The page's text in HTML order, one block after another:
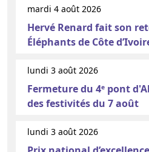
mardi 4 août 2026
Hervé Renard fait son
Éléphants de Côte
lundi 3 août 2026
Fermeture du 4ᵉ pont
des festivités du 7 août
lundi 3 août 2026